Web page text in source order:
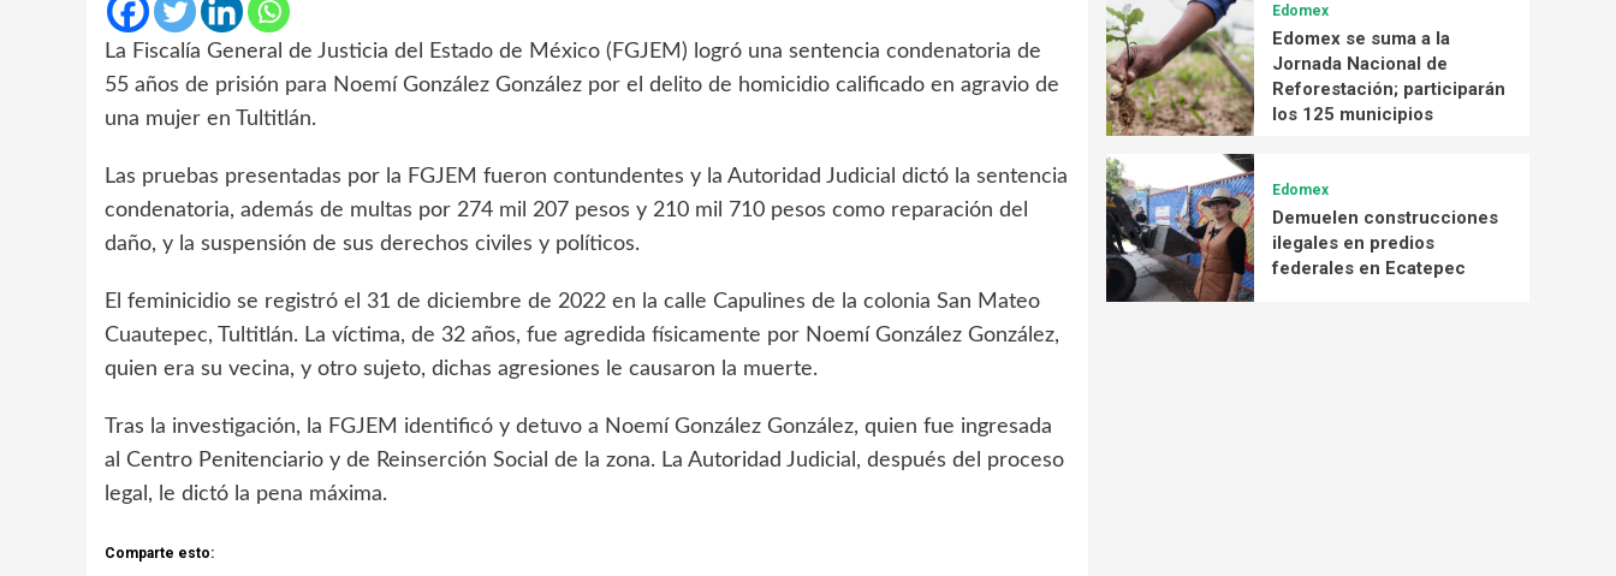
La Fiscalía General de Justicia del Estado de México (FGJEM) logró una sentencia condenatoria de
55 años de prisión para Noemí González González por el delito de homicidio calificado en agravio de
una mujer en Tultitlán.
Las pruebas presentadas por la FGJEM fueron contundentes y la Autoridad Judicial dictó la sentencia
condenatoria, además de multas por 274 mil 207 pesos y 210 mil 710 pesos como reparación del
daño, y la suspensión de sus derechos civiles y políticos.
El feminicidio se registró el 31 de diciembre de 2022 en la calle Capulines de la colonia San Mateo
Cuautepec, Tultitlán. La víctima, de 32 años, fue agredida físicamente por Noemí González González,
quien era su vecina, y otro sujeto, dichas agresiones le causaron la muerte.
Tras la investigación, la FGJEM identificó y detuvo a Noemí González González, quien fue ingresada
al Centro Penitenciario y de Reinserción Social de la zona. La Autoridad Judicial, después del proceso
legal, le dictó la pena máxima.
Comparte esto:
Edomex
Edomex se suma a la
Jornada Nacional de
Reforestación; participarán
los 125 municipios
Edomex
Demuelen construcciones
ilegales en predios
federales en Ecatepec